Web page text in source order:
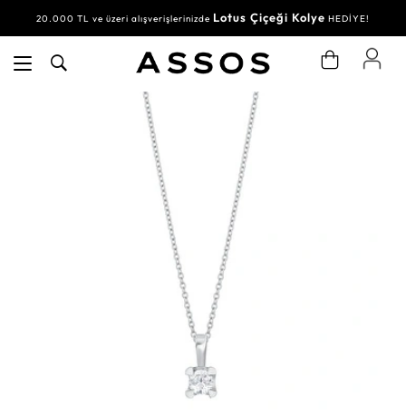
20.000 TL ve üzeri alışverişlerinizde Lotus Çiçeği Kolye HEDİYE!